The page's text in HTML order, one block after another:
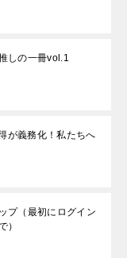
しの一冊vol.1
が義務化！私たちへ
プ（最初にログイン
）